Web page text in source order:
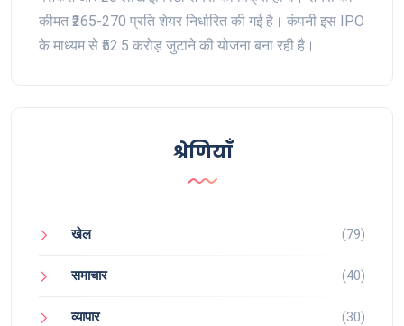
कीमत ₹265-270 प्रति शेयर निर्धारित की गई है। कंपनी इस IPO
के माध्यम से ₹52.5 करोड़ जुटाने की योजना बना रही है।
श्रेणियाँ
खेल (79)
समाचार (40)
व्यापार (30)